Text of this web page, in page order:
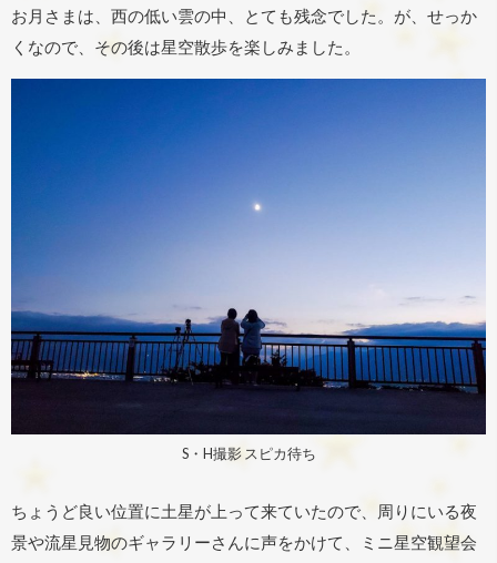
お月さまは、西の低い雲の中、とても残念でした。が、せっか
くなので、その後は星空散歩を楽しみました。
S・H撮影 スピカ待ち
ちょうど良い位置に土星が上って来ていたので、周りにいる夜
景や流星見物のギャラリーさんに声をかけて、ミニ星空観望会